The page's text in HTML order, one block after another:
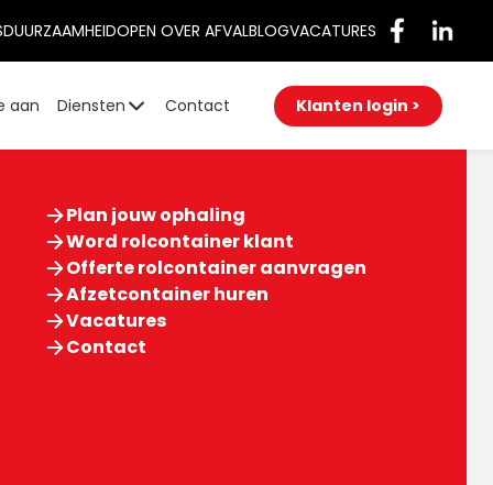
DUURZAAMHEIDOPEN OVER AFVALBLOGVACATURES
aan Diensten Contact Klanten login >
Plan jouw ophaling
Word rolcontainer klant
Offerte rolcontainer aanvragen
Afzetcontainer huren
Vacatures
Contact